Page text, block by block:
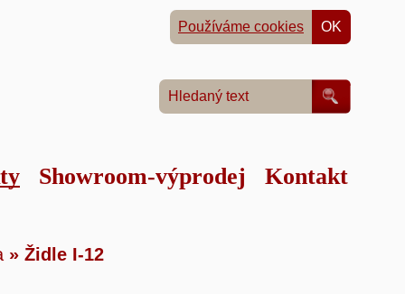
Používáme cookies OK
Showroom-výprodej Kontakt
» Židle I-12
»